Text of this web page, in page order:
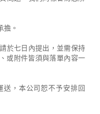
擔。
於七日內提出，並需保持
或附件皆須與落單內容一
，本公司恕不予安排回